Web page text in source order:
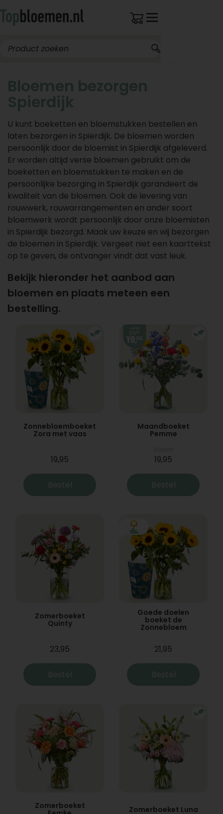
Bloemen bezorgen
Spierdijk
U kunt boeketten en bloemstukken bestellen en
laten bezorgen in Spierdijk. De bloemen worden
persoonlijk door de bloemist in Spierdijk afgeleverd.
Er worden altijd verse bloemen gebruikt om de
boeketten en bloemstukken te maken en de
persoonlijke bezorging in Spierdijk garandeert de
kwaliteit van de bloemen. Ook de levering van
rouwwerk, rouwarrangementen en ander soort
bloemwerk wordt persoonlijk door onze bloemisten
in Spierdijk bezorgd. Maak uw keuze en wij bezorgen
de bloemen in Spierdijk. Vergeet niet een kaarttekst
op te geven, de ontvanger vindt dat vast leuk.
Bekijk hieronder het aanbod aan
bloemen en plaats meteen een
bestelling.
Zonnebloemboeket
Zora met vaas
19,95
Bestel
Maandboeket
Pemme
19,95
Bestel
Zomerboeket
Quinty
23,95
Bestel
Goede doelen
boeket de
Zonnebloem
21,95
Bestel
Zomerboeket Zomerboeket Luna